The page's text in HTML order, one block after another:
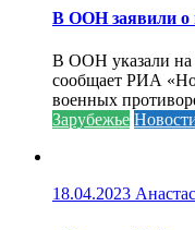
В ООН заявили о
В ООН указали на
сообщает РИА
военных
Зарубежье
18.04.2023